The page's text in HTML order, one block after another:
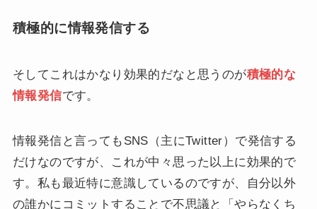
積極的に情報発信する
そしてこれはかなり効果的だなと思うのが積極的な
情報発信です。
情報発信と言ってもSNS（主にTwitter）で発信する
だけなのですが、これが中々思った以上に効果的で
す。私も最近特に意識しているのですが、自分以外
の誰かにコミットすることで不思議と「やらなくち